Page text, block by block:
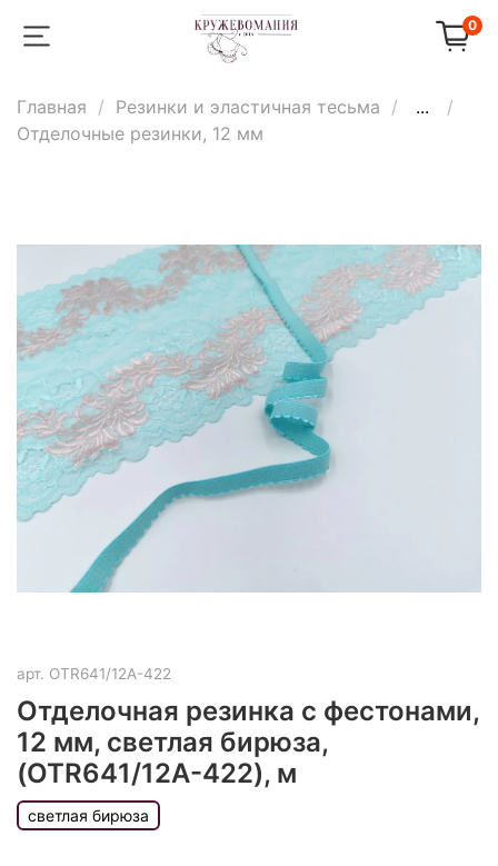
0
Главная Резинки и эластичная тесьма
...
Отделочные резинки, 12 мм
арт. OTR641/12A-422
Отделочная резинка с фестонами,
12 мм, светлая бирюза,
(OTR641/12A-422), м
светлая бирюза